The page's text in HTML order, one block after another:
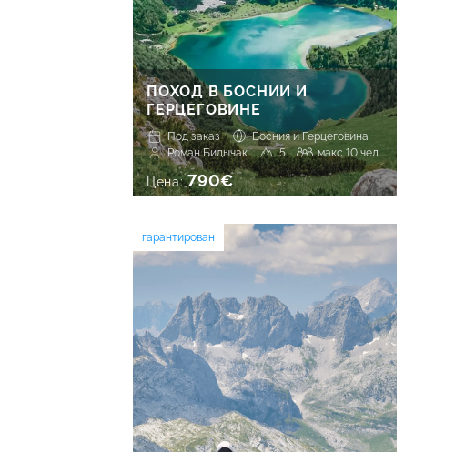
ПОХОД В БОСНИИ И
ГЕРЦЕГОВИНЕ
Под заказ
Босния и Герцеговина
Роман Бидычак
5 макс 10 чел.
Цена:790€
гарантирован